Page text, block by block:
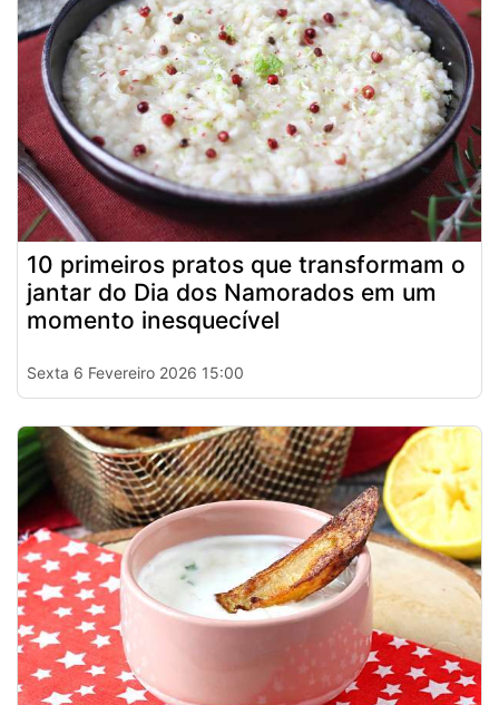
10 primeiros pratos que transformam o
jantar do Dia dos Namorados em um
momento inesquecível
Sexta 6 Fevereiro 2026 15:00